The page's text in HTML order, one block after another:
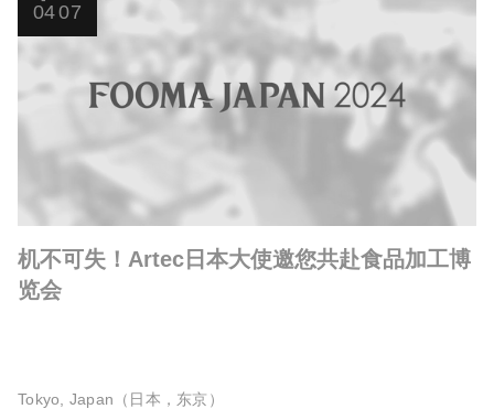
0407
机不可失！Artec日本大使邀您共赴食品加工博
览会
Tokyo, Japan（日本，东京）